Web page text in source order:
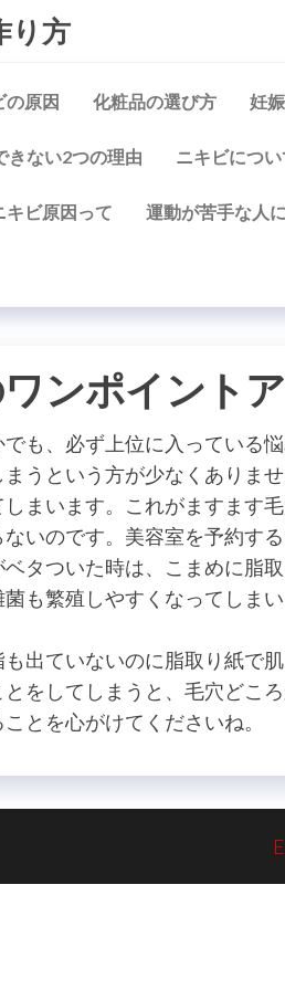
り方
の原因 化粧品の選び方 妊
きない2つの理由 ニキビにつ
キビ原因って 運動が苦手な人に
ンポイント
も、必ず上位に入っている
うという方が少なくありま
まいます。これがますます
いのです。美容室を予約す
ベタついた時は、こまめに脂
も繁殖しやすくなってしま
出ていないのに脂取り紙で
をしてしまうと、毛穴どこ
とを心がけてくださいね。